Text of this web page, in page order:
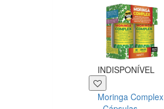
INDISPONÍVEL
Moringa Complex